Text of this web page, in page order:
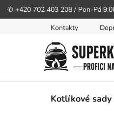
✆ +420 702 403 208 / Pon-Pá
Kontakty
Kotlíkové sady